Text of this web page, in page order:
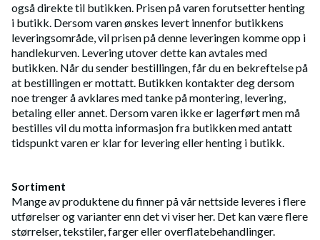
også direkte til butikken. Prisen på varen forutsetter henting
i butikk. Dersom varen ønskes levert innenfor butikkens
leveringsområde, vil prisen på denne leveringen komme opp i
handlekurven. Levering utover dette kan avtales med
butikken. Når du sender bestillingen, får du en bekreftelse på
at bestillingen er mottatt. Butikken kontakter deg dersom
noe trenger å avklares med tanke på montering, levering,
betaling eller annet. Dersom varen ikke er lagerført men må
bestilles vil du motta informasjon fra butikken med antatt
tidspunkt varen er klar for levering eller henting i butikk.
Sortiment
Mange av produktene du finner på vår nettside leveres i flere
utførelser og varianter enn det vi viser her. Det kan være flere
størrelser, tekstiler, farger eller overflatebehandlinger.